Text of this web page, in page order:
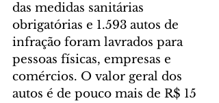
das medidas sanitárias
obrigatórias e 1.593 autos de
infração foram lavrados para
pessoas físicas, empresas e
comércios. O valor geral dos
autos é de pouco mais de R$ 15